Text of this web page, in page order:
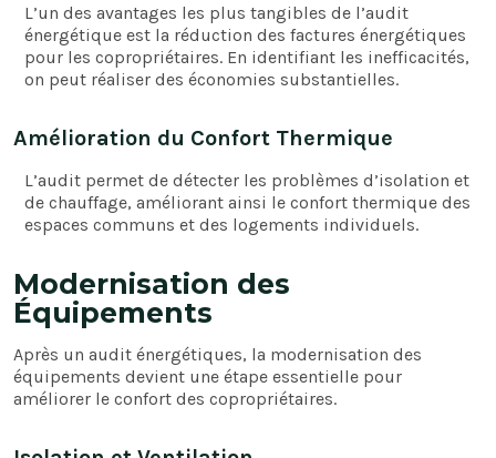
L’un des avantages les plus tangibles de l’audit
énergétique est la réduction des factures énergétiques
pour les copropriétaires. En identifiant les inefficacités,
on peut réaliser des économies substantielles.
Amélioration du Confort Thermique
L’audit permet de détecter les problèmes d’isolation et
de chauffage, améliorant ainsi le confort thermique des
espaces communs et des logements individuels.
Modernisation des
Équipements
Après un audit énergétiques, la modernisation des
équipements devient une étape essentielle pour
améliorer le confort des copropriétaires.